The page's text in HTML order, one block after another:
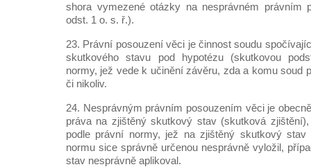
shora vymezené otázky na nesprávném právním
odst. 1 o. s. ř.).
23. Právní posouzení věci je činnost soudu
skutkového stavu pod hypotézu (skutkovou
normy, jež vede k učinění závěru, zda a komu soud
či nikoliv.
24. Nesprávným právním posouzením věci je
práva na zjištěný skutkový stav (skutková
podle právní normy, jež na zjištěný skutkový stav
normu sice správně určenou nesprávně vyložil,
stav nesprávně aplikoval.